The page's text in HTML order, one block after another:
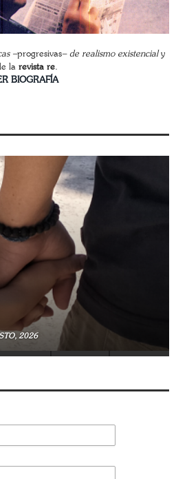
–progresivas– de realismo existencialy
la revista re.
BIOGRAFÍA
2026